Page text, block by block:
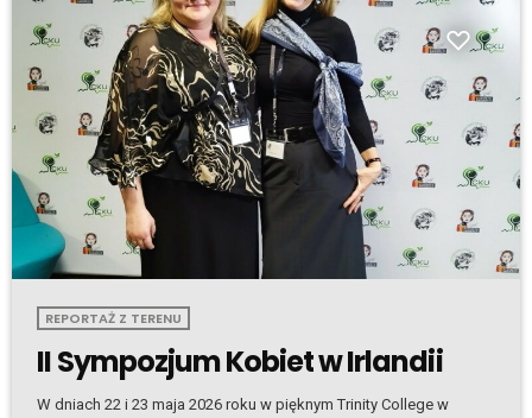
REPORTAŻ Z TERENU
II Sympozjum Kobiet w Irlandii
W dniach 22 i 23 maja 2026 roku w pięknym Trinity College w